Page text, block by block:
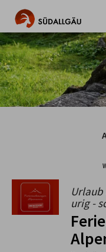
Die schönste Seite im
Aktuell
Destination
Gastgeber
Jobs
urig -